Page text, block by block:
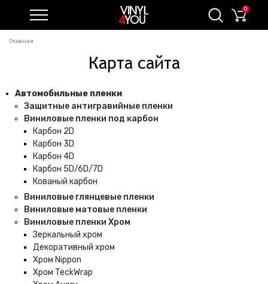
0
Главная
Карта сайта
Автомобильные пленки
Защитные антигравийные пленки
Виниловые пленки под карбон
Карбон 2D
Карбон 3D
Карбон 4D
Карбон 5D/6D/7D
Кованый карбон
Виниловые глянцевые пленки
Виниловые матовые пленки
Виниловые пленки Хром
Зеркальный хром
Декоративный хром
Хром Nippon
Хром TeckWrap